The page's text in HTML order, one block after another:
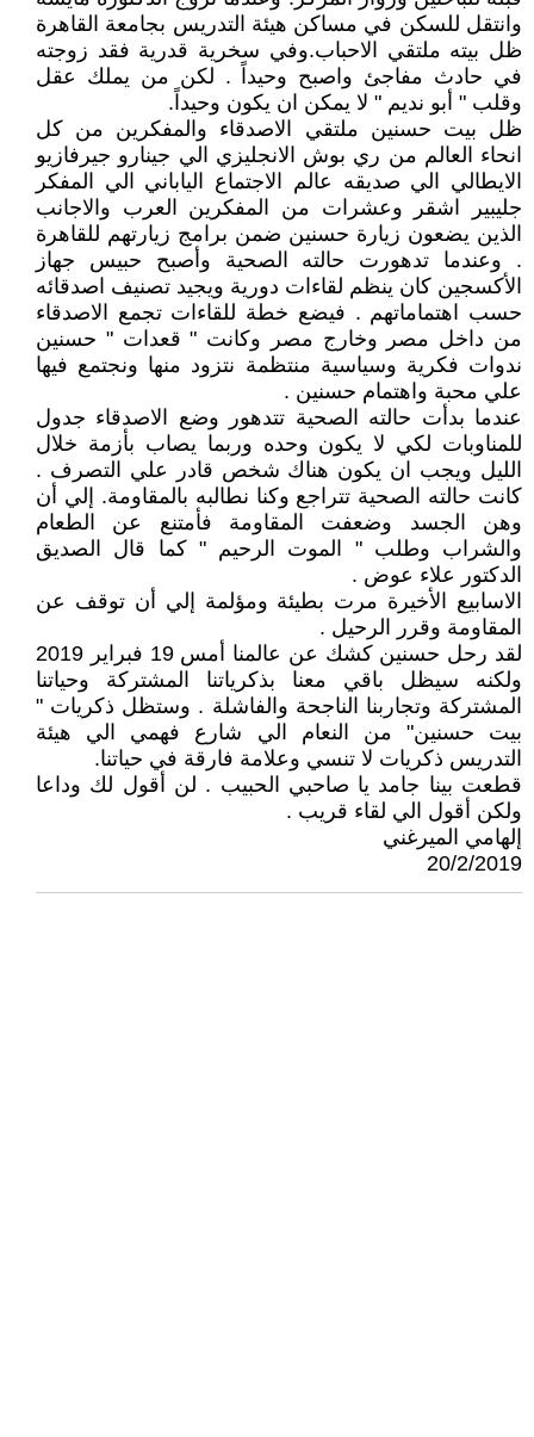
وانتقل للسكن في مساكن هيئة التدريس بجامعة القاهرة
ظل بيته ملتقي الاحباب.وفي سخرية قدرية فقد زوجته
في حادث مفاجئ واصبح وحيداً . لكن من يملك عقل
وقلب " أبو نديم " لا يمكن ان يكون وحيداً.
ظل بيت حسنين ملتقي الاصدقاء والمفكرين من كل
انحاء العالم من ري بوش الانجليزي الي جينارو جيرفازيو
الايطالي الي صديقه عالم الاجتماع الياباني الي المفكر
جليبير اشقر وعشرات من المفكرين العرب والاجانب
الذين يضعون زيارة حسنين ضمن برامج زيارتهم للقاهرة
. وعندما تدهورت حالته الصحية وأصبح حبيس جهاز
الأكسجين كان ينظم لقاءات دورية ويجيد تصنيف اصدقائه
حسب اهتماماتهم . فيضع خطة للقاءات تجمع الاصدقاء
من داخل مصر وخارج مصر وكانت " قعدات " حسنين
ندوات فكرية وسياسية منتظمة نتزود منها ونجتمع فيها
علي محبة واهتمام حسنين .
عندما بدأت حالته الصحية تتدهور وضع الاصدقاء جدول
للمناوبات لكي لا يكون وحده وربما يصاب بأزمة خلال
الليل ويجب ان يكون هناك شخص قادر علي التصرف .
كانت حالته الصحية تتراجع وكنا نطالبه بالمقاومة. إلي أن
وهن الجسد وضعفت المقاومة فأمتنع عن الطعام
والشراب وطلب " الموت الرحيم " كما قال الصديق
الدكتور علاء عوض .
الاسابيع الأخيرة مرت بطيئة ومؤلمة إلي أن توقف عن
المقاومة وقرر الرحيل .
لقد رحل حسنين كشك عن عالمنا أمس 19 فبراير 2019
ولكنه سيظل باقي معنا بذكرياتنا المشتركة وحياتنا
المشتركة وتجاربنا الناجحة والفاشلة . وستظل ذكريات "
بيت حسنين" من النعام الي شارع فهمي الي هيئة
التدريس ذكريات لا تنسي وعلامة فارقة في حياتنا.
قطعت بينا جامد يا صاحبي الحبيب . لن أقول لك وداعا
ولكن أقول الي لقاء قريب .
إلهامي الميرغني
20/2/2019